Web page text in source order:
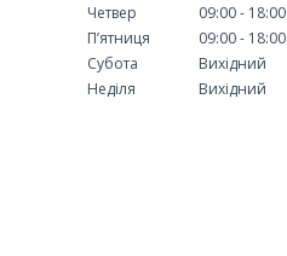
Четвер
09:00
18:00
Пʼятниця
09:00
18:00
Субота
Вихідний
Неділя
Вихідний